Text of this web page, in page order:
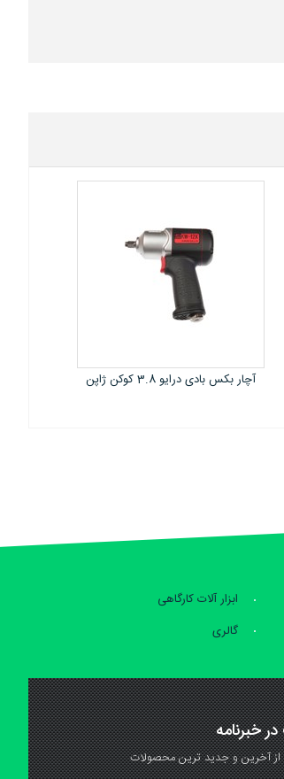
بکس بادی 1/2 درایو اینگرسولرند امریکا
ابزار آلات کارگاهی
گالری
خبرنامه
از آخرین و جدید ترین محصولات